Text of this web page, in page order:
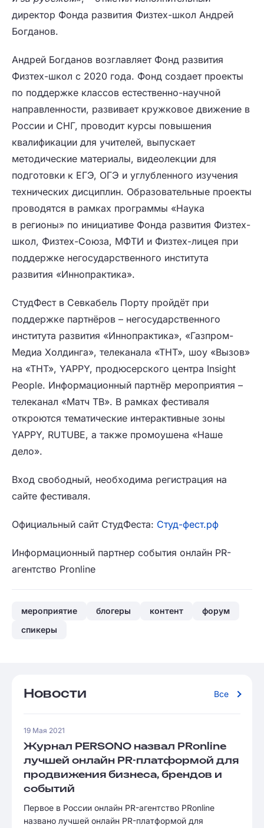
директор Фонда развития Физтех-школ Андрей
Богданов.
Андрей Богданов возглавляет Фонд развития
Физтех-школ с 2020 года. Фонд создает проекты
по поддержке классов естественно-научной
направленности, развивает кружковое движение в
России и СНГ, проводит курсы повышения
квалификации для учителей, выпускает
методические материалы, видеолекции для
подготовки к ЕГЭ, ОГЭ и углубленного изучения
технических дисциплин. Образовательные проекты
проводятся в рамках программы «Наука
в регионы» по инициативе Фонда развития Физтех-
школ, Физтех-Союза, МФТИ и Физтех-лицея при
поддержке негосударственного института
развития «Иннопрактика».
СтудФест в Севкабель Порту пройдёт при
поддержке партнёров – негосударственного
института развития «Иннопрактика», «Газпром-
Медиа Холдинга», телеканала «ТНТ», шоу «Вызов»
на «ТНТ», YAPPY, продюсерского центра Insight
People. Информационный партнёр мероприятия –
телеканал «Матч ТВ». В рамках фестиваля
откроются тематические интерактивные зоны
YAPPY, RUTUBE, а также промоушена «Наше
дело».
Вход свободный, необходима регистрация на
сайте фестиваля.
Официальный сайт СтудФеста: Студ-фест.рф
Информационный партнер события онлайн PR-
агентство Pronline
мероприятие блогеры контент
форум
спикеры
Новости Все
19 Мая 2021
Журнал PERSONO назвал PRonline
лучшей онлайн PR-платформой для
продвижения бизнеса, брендов и
событий
Первое в России онлайн PR-агентство PRonline
названо лучшей онлайн PR-платформой для